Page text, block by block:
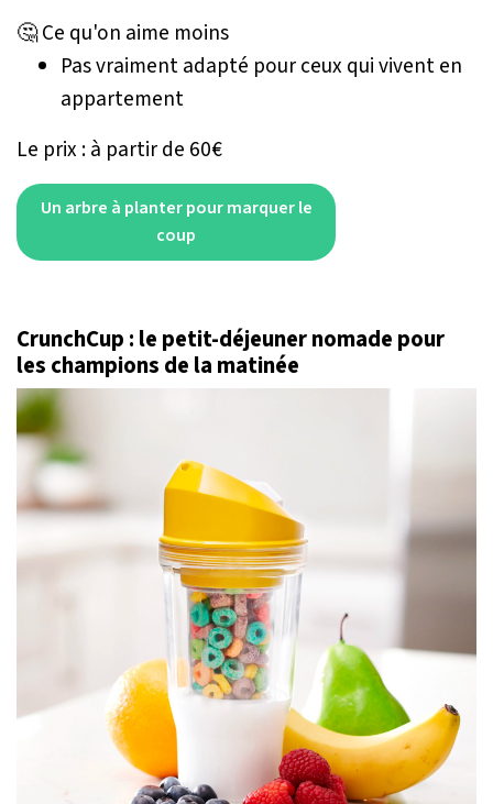
🤔 Ce qu'on aime moins
Pas vraiment adapté pour ceux qui vivent en
appartement
Le prix : à partir de 60€
Un arbre à planter pour marquer le
coup
CrunchCup : le petit-déjeuner nomade pour
les champions de la matinée